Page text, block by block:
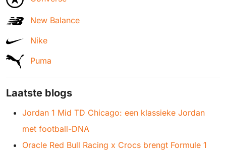
New Balance
Nike
Puma
Laatste blogs
Jordan 1 Mid TD Chicago: een klassieke Jordan
met football-DNA
Oracle Red Bull Racing x Crocs brengt Formule 1